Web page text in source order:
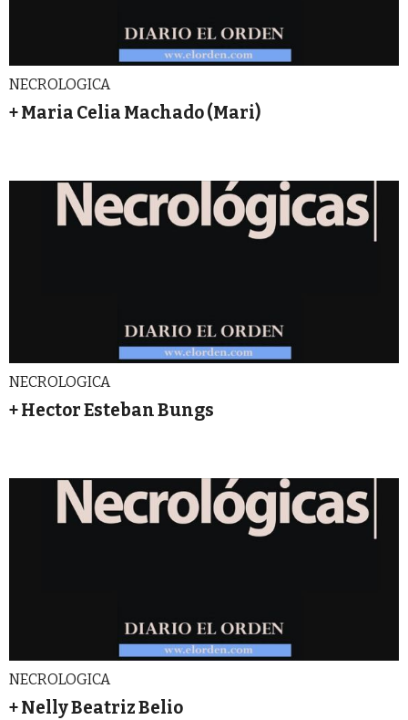
NECROLOGICA
+ Maria Celia Machado (Mari)
NECROLOGICA
+ Hector Esteban Bungs
NECROLOGICA
+ Nelly Beatriz Belio